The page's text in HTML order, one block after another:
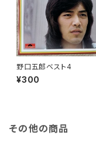
野口五郎ベスト4
¥300
その他の商品